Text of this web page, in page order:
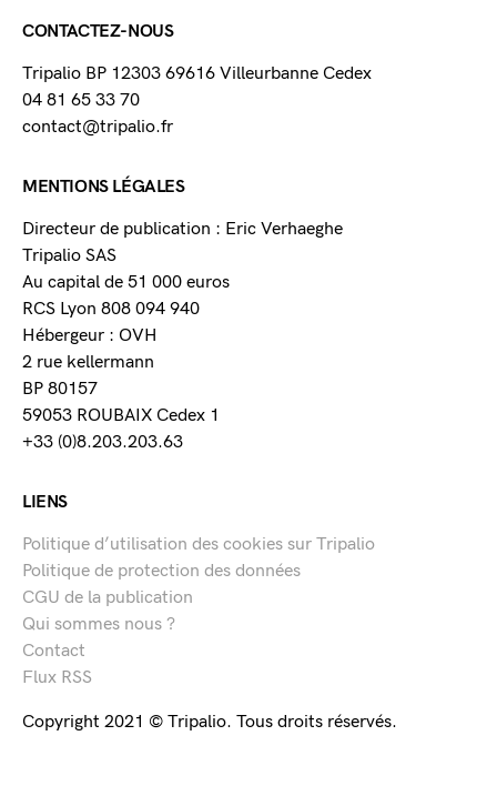
CONTACTEZ-NOUS
Tripalio BP 12303 69616 Villeurbanne Cedex
04 81 65 33 70
contact@tripalio.fr
MENTIONS LÉGALES
Directeur de publication : Eric Verhaeghe
Tripalio SAS
Au capital de 51 000 euros
RCS Lyon 808 094 940
Hébergeur : OVH
2 rue kellermann
BP 80157
59053 ROUBAIX Cedex 1
+33 (0)8.203.203.63
LIENS
Politique d’utilisation des cookies sur Tripalio
Politique de protection des données
CGU de la publication
Qui sommes nous ?
Contact
Flux RSS
Copyright 2021 © Tripalio. Tous droits réservés.